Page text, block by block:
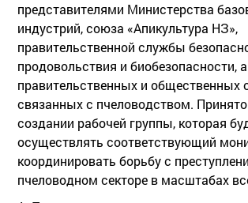
представителями Министерства
индустрий, союза «Апикультура НЗ»,
правительственной службы
продовольствия и биобезопасности,
правительственных и общественных
связанных с пчеловодством.
создании рабочей группы, которая
осуществлять соответствующий
координировать борьбу с
пчеловодном секторе в масштабах